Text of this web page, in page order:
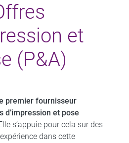
et
(P&A)
premier fournisseur
d’impression et pose
s’appuie pour cela sur des
dans cette